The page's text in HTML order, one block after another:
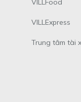
VILLExpress
Trung tâm tài